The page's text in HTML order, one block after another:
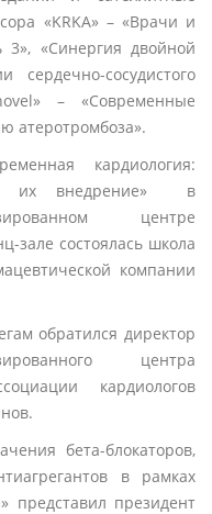
«KRKA» – «Врачи и
3», «Синергия двойной
сосудистого
– «Современные
атеротромбоза».
кардиология:
и их внедрение» в
центре
зале состоялась школа
компании
обратился директор
центра
кардиологов
бета-блокаторов,
в рамках
представил президент